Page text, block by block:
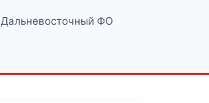
Дальневосточный ФО